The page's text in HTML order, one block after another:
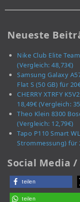
Neueste
Nike Club Elite
(Vergleich: 48,73€)
Samsung Galaxy
Flat S (50 GB) für
CHERRY XTRFY
18,49€ (Vergleich:
Theo Klein 8300
(Vergleich: 12,79€)
Tapo P110 Smart
Strommessung) für
Social Media /
teilen
teilen